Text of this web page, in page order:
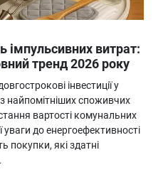
імпульсивних витрат:
тренд 2026 року
інвестиції у
найпомітніших споживчих
вартості комунальних
уваги до енергоефективності
покупки, які здатні